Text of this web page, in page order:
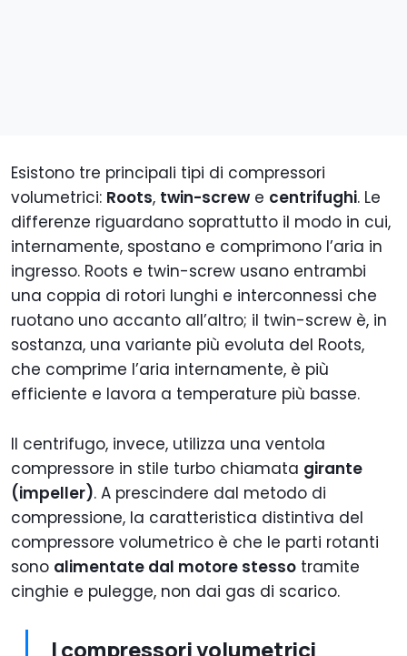
Esistono tre principali tipi di compressori
volumetrici: Roots, twin-screw e centrifughi. Le
differenze riguardano soprattutto il modo in cui,
internamente, spostano e comprimono l’aria in
ingresso. Roots e twin-screw usano entrambi
una coppia di rotori lunghi e interconnessi che
ruotano uno accanto all’altro; il twin-screw è, in
sostanza, una variante più evoluta del Roots,
che comprime l’aria internamente, è più
efficiente e lavora a temperature più basse.
Il centrifugo, invece, utilizza una ventola
compressore in stile turbo chiamata girante
(impeller). A prescindere dal metodo di
compressione, la caratteristica distintiva del
compressore volumetrico è che le parti rotanti
sono alimentate dal motore stesso tramite
cinghie e pulegge, non dai gas di scarico.
I compressori volumetrici